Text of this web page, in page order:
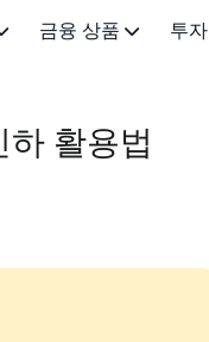
금융 상품
카드·결제
투자
주식 투자
활용법